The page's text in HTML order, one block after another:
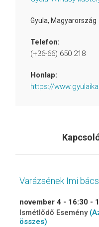
Gyula, Magyarország
Telefon:
(+36-66) 650 218
Honlap:
https://
Varázsének Imi
november 4 - 16:30 -
Ismétlődő Esemény
összes)